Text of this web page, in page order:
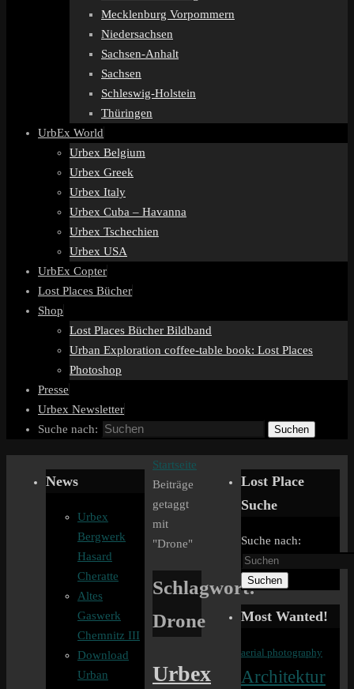
Mecklenburg Vorpommern
Niedersachsen
Sachsen-Anhalt
Sachsen
Schleswig-Holstein
Thüringen
UrbEx World
Urbex Belgium
Urbex Greek
Urbex Italy
Urbex Cuba – Havanna
Urbex Tschechien
Urbex USA
UrbEx Copter
Lost Places Bücher
Shop
Lost Places Bücher Bildband
Urban Exploration coffee-table book: Lost Places
Photoshop
Presse
Urbex Newsletter
Suche nach:
Suchen
Startseite
Beiträge
getaggt
mit
"Drone"
Schlagwort:
Drone
Urbex
News
Urbex
Bergwerk
Hasard
Cheratte
Altes
Gaswerk
Chemnitz III
Download
Urban
Lost Place
Suche
Suche nach:
Suchen
Most Wanted!
aerial photography
Architektur